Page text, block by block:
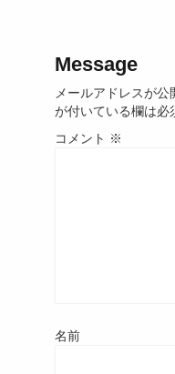
Message
メールアドレスが公
が付いている欄は必
コメント ※
名前